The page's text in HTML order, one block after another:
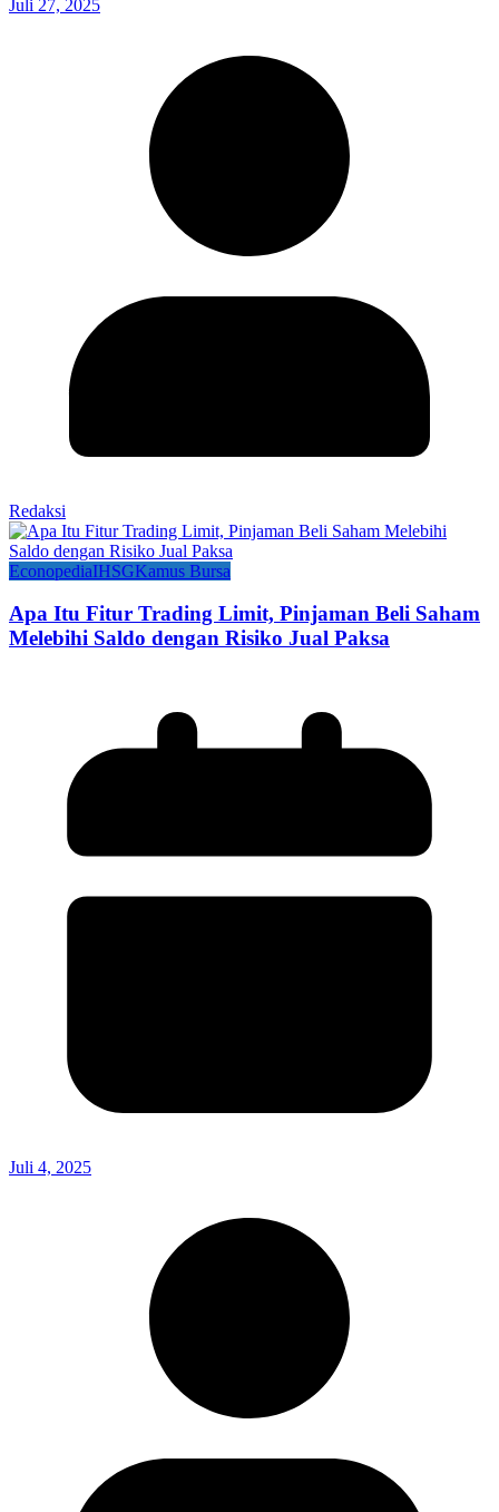
Juli 27, 2025
Redaksi
EconopediaIHSGKamus Bursa
Apa Itu Fitur Trading Limit, Pinjaman Beli Saham
Melebihi Saldo dengan Risiko Jual Paksa
Juli 4, 2025